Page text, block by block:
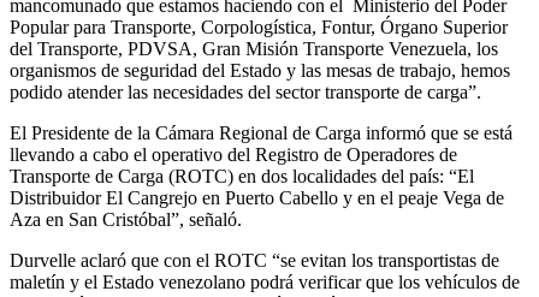
mancomunado que estamos haciendo con el Ministerio del Poder
Popular para Transporte, Corpologística, Fontur, Órgano Superior
del Transporte, PDVSA, Gran Misión Transporte Venezuela, los
organismos de seguridad del Estado y las mesas de trabajo, hemos
podido atender las necesidades del sector transporte de carga”.
El Presidente de la Cámara Regional de Carga informó que se está
llevando a cabo el operativo del Registro de Operadores de
Transporte de Carga (ROTC) en dos localidades del país: “El
Distribuidor El Cangrejo en Puerto Cabello y en el peaje Vega de
Aza en San Cristóbal”, señaló.
Durvelle aclaró que con el ROTC “se evitan los transportistas de
maletín y el Estado venezolano podrá verificar que los vehículos de